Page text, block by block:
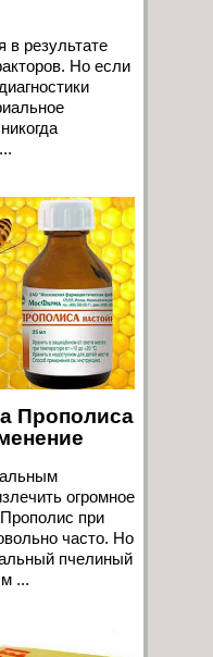
в результате
Но если
Прополиса
огромное
при
часто. Но
пчелиный
...